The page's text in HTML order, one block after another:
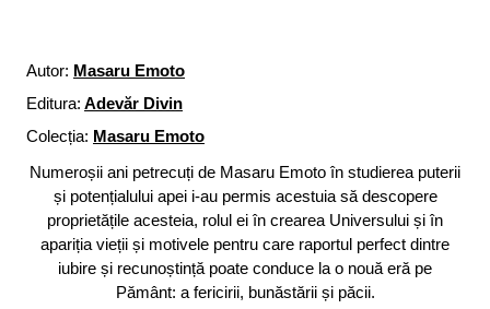
Autor: Masaru Emoto
Editura: Adevăr Divin
Colecția: Masaru Emoto
Numeroșii ani petrecuți de Masaru Emoto în studierea puterii
și potențialului apei i-au permis acestuia să descopere
proprietățile acesteia, rolul ei în crearea Universului și în
apariția vieții și motivele pentru care raportul perfect dintre
iubire și recunoștință poate conduce la o nouă eră pe
Pământ: a fericirii, bunăstării și păcii.